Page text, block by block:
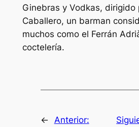
Ginebras y Vodkas, dirigido
Caballero, un barman
muchos como el Ferrán
coctelería.
←
Anterior: